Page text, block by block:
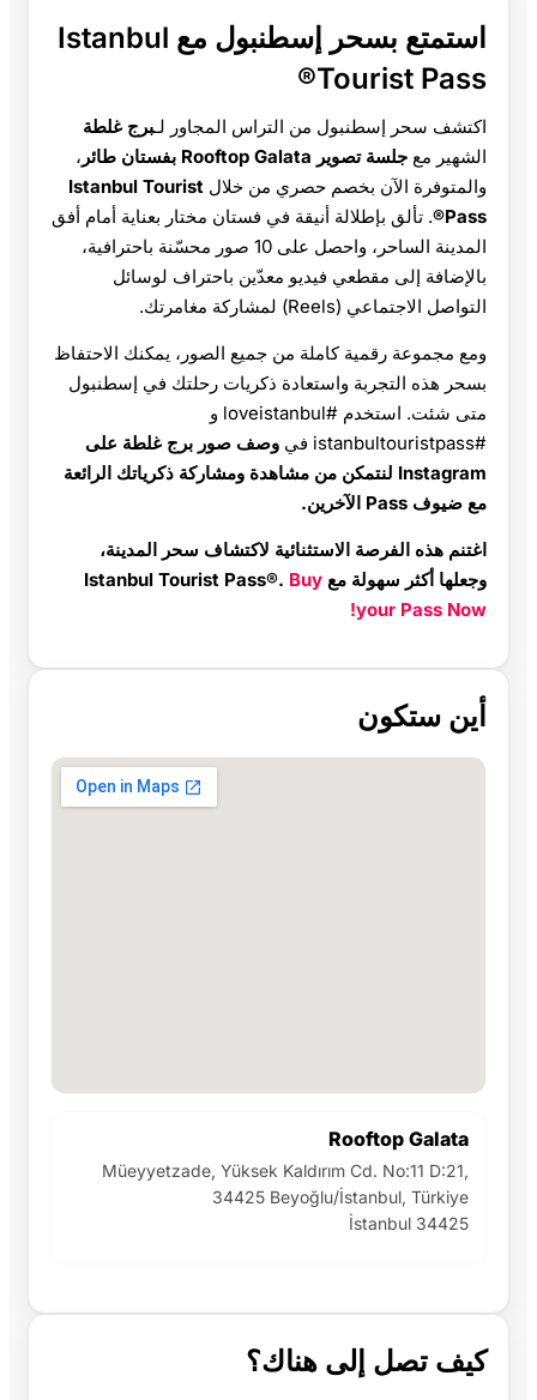
استمتع بسحر إسطنبول مع Istanbul
Tourist Pass®
اكتشف سحر إسطنبول من التراس المجاور لـبرج غلطة
الشهير مع جلسة تصوير Rooftop Galata بفستان طائر
،
والمتوفرة الآن بخصم حصري من خلال Istanbul Tourist
Pass®
. تألق بإطلالة أنيقة في فستان مختار بعناية أمام أفق
المدينة الساحر، واحصل على 10 صور محسّنة باحترافية،
بالإضافة إلى مقطعي فيديو معدّين باحتراف لوسائل
التواصل الاجتماعي (Reels) لمشاركة مغامرتك.
ومع مجموعة رقمية كاملة من جميع الصور، يمكنك الاحتفاظ
بسحر هذه التجربة واستعادة ذكريات رحلتك في إسطنبول
متى شئت. استخدم #loveistanbul و
#istanbultouristpass في
وصف صور برج غلطة على
Instagram لنتمكن من مشاهدة ومشاركة ذكرياتك الرائعة
مع ضيوف Pass الآخرين.
اغتنم هذه الفرصة الاستثنائية لاكتشاف سحر المدينة،
وجعلها أكثر سهولة مع Istanbul Tourist Pass®. Buy
your Pass Now!
أين ستكون
Rooftop Galata
Müeyyetzade, Yüksek Kaldırım Cd. No:11 D:21,
34425 Beyoğlu/İstanbul, Türkiye
İstanbul 34425
كيف تصل إلى هناك؟